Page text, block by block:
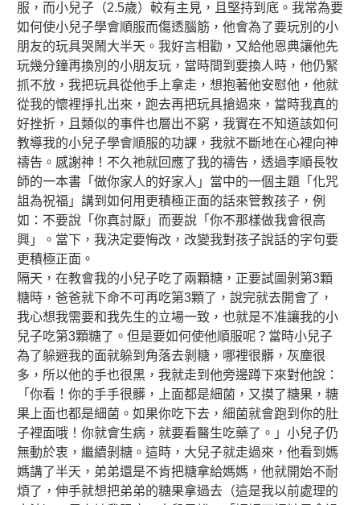
服，而小兒子（2.5歲）較有主見，且堅持到底。我常為要
如何使小兒子學會順服而傷透腦筋，他會為了要玩別的小
朋友的玩具哭鬧大半天。我好言相勸，又給他恩典讓他先
玩幾分鐘再換別的小朋友玩，當時間到要換人時，他仍緊
抓不放，我把玩具從他手上拿走，想抱著他安慰他，他就
從我的懷裡掙扎出來，跑去再把玩具搶過來， 當時我真的
好挫折，且類似的事件也層出不窮，我實在不知道該如何
教導我的小兒子學會順服的功課，我就不斷地在心裡向神
禱告。感謝神！不久祂就回應了我的禱告，透過李順長牧
師的一本書「做你家人的好家人」當中的一個主題「化咒
詛為祝福」講到如何用更積極正面的話來管教孩子，例
如：不要說「你真討厭」而要說「你不那樣做我會很高
興」。當下，我決定要悔改，改變我對孩子說話的字句要
更積極正面。
隔天，在教會我的小兒子吃了兩顆糖，正要試圖剝第3顆
糖時，爸爸就下命不可再吃第3顆了，說完就去開會了，
我心想我需要和我先生的立場一致，也就是不准讓我的小
兒子吃第3顆糖了。但是要如何使他順服呢？當時小兒子
為了躲避我的面就躲到角落去剝糖，哪裡很髒，灰塵很
多，所以他的手也很黑，我就走到他旁邊蹲下來對他說：
「你看！你的手手很髒，上面都是細菌，又摸了糖果，糖
果上面也都是細菌。如果你吃下去，細菌就會跑到你的肚
子裡面哦！你就會生病，就要看醫生吃藥了。」小兒子仍
無動於衷，繼續剝糖。這時，大兒子就走過來，他看到媽
媽講了半天，弟弟還是不肯把糖拿給媽媽，他就開始不耐
煩了，伸手就想把弟弟的糖果拿過去（這是我以前處理的